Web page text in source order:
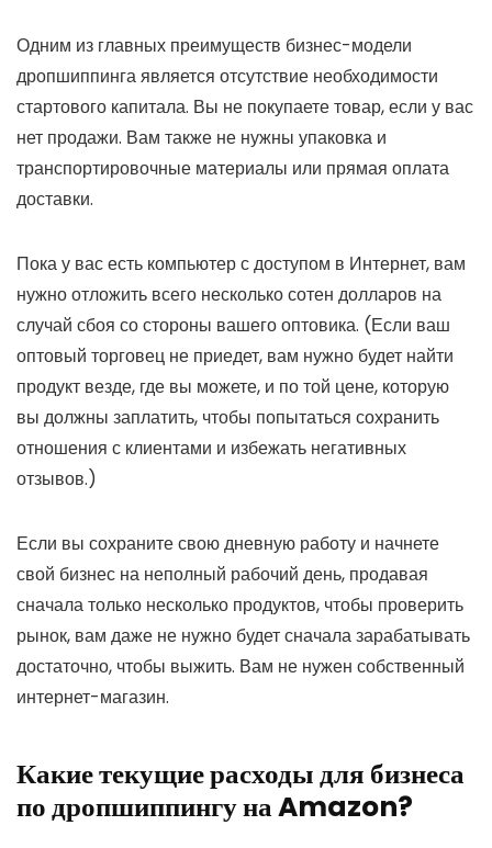
Одним из главных преимуществ бизнес-модели
дропшиппинга является отсутствие необходимости
стартового капитала. Вы не покупаете товар, если у вас
нет продажи. Вам также не нужны упаковка и
транспортировочные материалы или прямая оплата
доставки.
Пока у вас есть компьютер с доступом в Интернет, вам
нужно отложить всего несколько сотен долларов на
случай сбоя со стороны вашего оптовика. (Если ваш
оптовый торговец не приедет, вам нужно будет найти
продукт везде, где вы можете, и по той цене, которую
вы должны заплатить, чтобы попытаться сохранить
отношения с клиентами и избежать негативных
отзывов.)
Если вы сохраните свою дневную работу и начнете
свой бизнес на неполный рабочий день, продавая
сначала только несколько продуктов, чтобы проверить
рынок, вам даже не нужно будет сначала зарабатывать
достаточно, чтобы выжить. Вам не нужен собственный
интернет-магазин.
Какие текущие расходы для бизнеса
по дропшиппингу на Amazon?